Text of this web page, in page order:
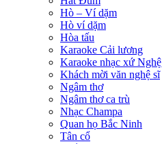
Hò – Ví dặm
Hò ví dặm
Hòa tấu
Karaoke Cải lương
Karaoke nhạc xứ Nghệ
Khách mời văn nghệ sĩ
Ngâm thơ
Ngâm thơ ca trù
Nhạc Champa
Quan họ Bắc Ninh
Tân cổ